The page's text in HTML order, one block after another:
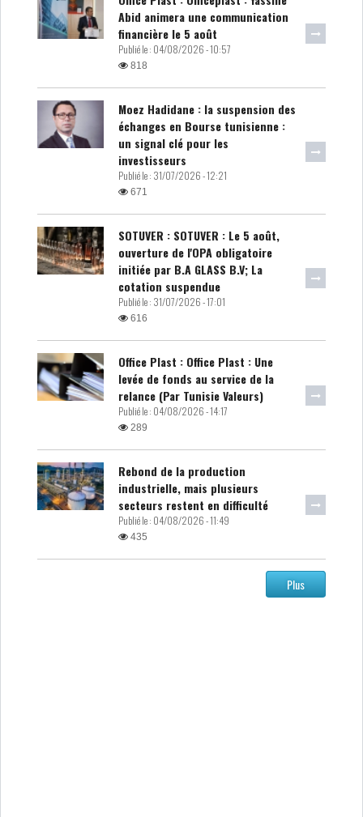
Abid animera une communication
financière le 5 août
Publié le : 04/08/2026 - 10:57
818
Moez Hadidane : la suspension des
échanges en Bourse tunisienne :
un signal clé pour les
investisseurs
Publié le : 31/07/2026 - 12:21
671
SOTUVER : SOTUVER : Le 5 août,
ouverture de l'OPA obligatoire
initiée par B.A GLASS B.V; La
cotation suspendue
Publié le : 31/07/2026 - 17:01
616
Office Plast : Office Plast : Une
levée de fonds au service de la
relance (Par Tunisie Valeurs)
Publié le : 04/08/2026 - 14:17
289
Rebond de la production
industrielle, mais plusieurs
secteurs restent en difficulté
Publié le : 04/08/2026 - 11:49
435
Plus